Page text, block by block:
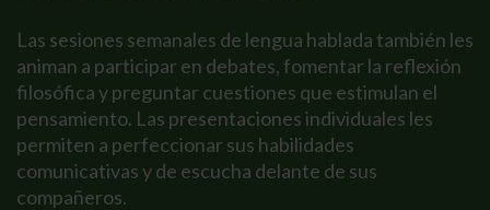
Las sesiones semanales de lengua hablada también les
animan a participar en debates, fomentar la reflexión
filosófica y preguntar cuestiones que estimulan el
pensamiento. Las presentaciones individuales les
permiten a perfeccionar sus habilidades
comunicativas y de escucha delante de sus
compañeros.